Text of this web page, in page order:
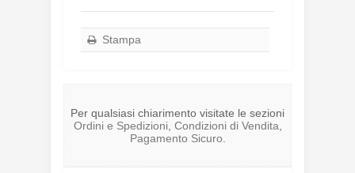
Stampa
Per qualsiasi chiarimento visitate le sezioni
Ordini e Spedizioni, Condizioni di Vendita,
Pagamento Sicuro.